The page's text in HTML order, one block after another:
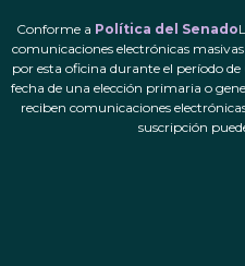
Conforme a Política del Senado
comunicaciones electrónicas
por esta oficina durante el período
fecha de una elección primaria o
reciben comunicaciones
suscripción